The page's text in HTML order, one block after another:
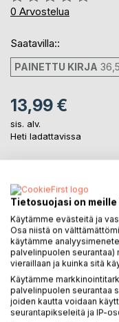
0%
0 Arvostelua
Saatavilla::
PAINETTU KIRJA
13,99 €
sis. alv.
Heti ladattavissa
Lisää muistilistalle
Arvostele tuote
Tietosuojasi on
Käytämme evästeitä ja
Osa niistä on
käytämme
palvelinpuolen seurantaa)
vieraillaan ja kuinka sitä
Käytämme
palvelinpuolen seurantaa
joiden kautta voidaan
seurantapikseleitä ja IP-